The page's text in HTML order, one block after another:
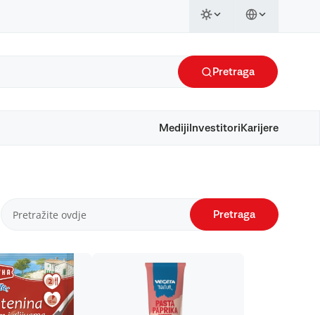
Pretraga
Mediji Investitori Karijere
Pretraga